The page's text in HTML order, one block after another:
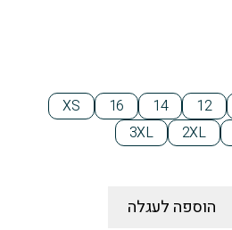
12
14
16
XS
2XL
3XL
הוספה לעגלה